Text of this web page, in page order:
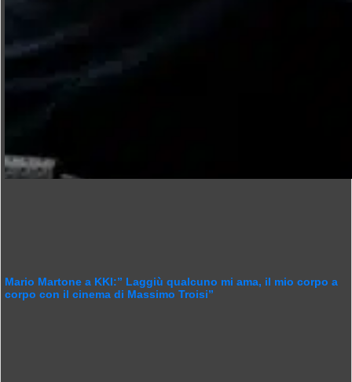
Mario Martone a KKI:” Laggiù qualcuno mi ama, il mio corpo a
corpo con il cinema di Massimo Troisi”